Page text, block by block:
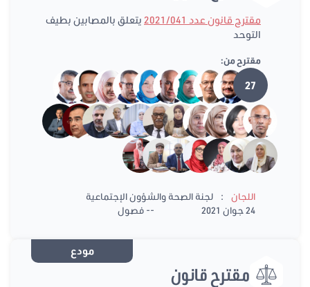
مقترح قانون عدد 2021/041
يتعلق بالمصابين بطيف
التوحد
مقترح من:
27
اللجان :
لجنة الصحة والشؤون الإجتماعية
24 جوان 2021
-- فصول
مودع
مقترح قانون